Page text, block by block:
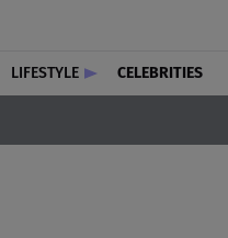
LIFESTYLE CELEBRITIES